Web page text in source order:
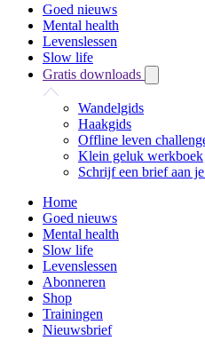
Goed nieuws
Mental health
Levenslessen
Slow life
Gratis downloads
Wandelgids
Haakgids
Offline leven
Klein geluk werkboek
Schrijf een brief aan
Home
Goed nieuws
Mental health
Slow life
Levenslessen
Abonneren
Shop
Trainingen
Nieuwsbrief